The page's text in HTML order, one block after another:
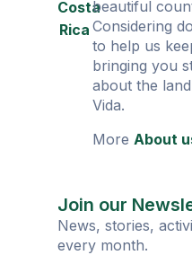
Costa
Rica
beautiful
Considering
to help us
bringing you
about the
Vida.
More About
Join our
News, stories,
every month.